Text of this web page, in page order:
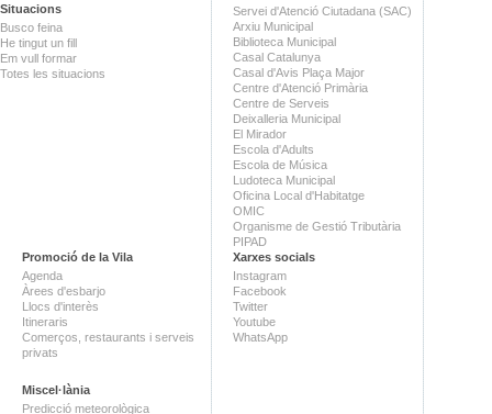
Situacions
Busco feina
He tingut un fill
Em vull formar
Totes les situacions
Servei d'Atenció Ciutadana (SAC)
Arxiu Municipal
Biblioteca Municipal
Casal Catalunya
Casal d'Avis Plaça Major
Centre d'Atenció Primària
Centre de Serveis
Deixalleria Municipal
El Mirador
Escola d'Adults
Escola de Música
Ludoteca Municipal
Oficina Local d'Habitatge
OMIC
Organisme de Gestió Tributària
PIPAD
Promoció de la Vila
Agenda
Àrees d'esbarjo
Llocs d'interès
Itineraris
Comerços, restaurants i serveis
privats
Miscel·lània
Predicció meteorològica
Xarxes socials
Instagram
Facebook
Twitter
Youtube
WhatsApp